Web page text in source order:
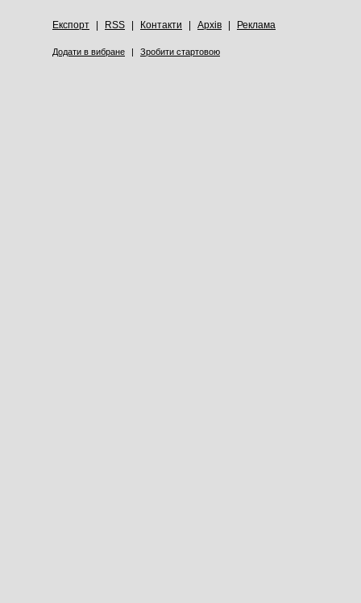
Експорт | RSS | Контакти | Архів | Реклама
Додати в вибране | Зробити стартовою